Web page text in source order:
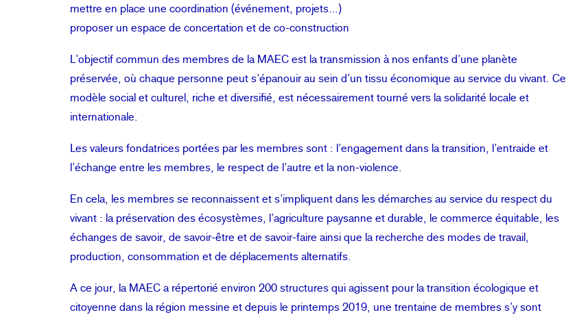
mettre en place une coordination (événement, projets…)
proposer un espace de concertation et de co-construction
L’objectif commun des membres de la MAEC est la transmission à nos enfants d’une planète
préservée, où chaque personne peut s’épanouir au sein d’un tissu économique au service du vivant. Ce
modèle social et culturel, riche et diversifié, est nécessairement tourné vers la solidarité locale et
internationale.
Les valeurs fondatrices portées par les membres sont : l’engagement dans la transition, l’entraide et
l’échange entre les membres, le respect de l’autre et la non-violence.
En cela, les membres se reconnaissent et s’impliquent dans les démarches au service du respect du
vivant : la préservation des écosystèmes, l’agriculture paysanne et durable, le commerce équitable, les
échanges de savoir, de savoir-être et de savoir-faire ainsi que la recherche des modes de travail,
production, consommation et de déplacements alternatifs.
A ce jour, la MAEC a répertorié environ 200 structures qui agissent pour la transition écologique et
citoyenne dans la région messine et depuis le printemps 2019, une trentaine de membres s’y sont